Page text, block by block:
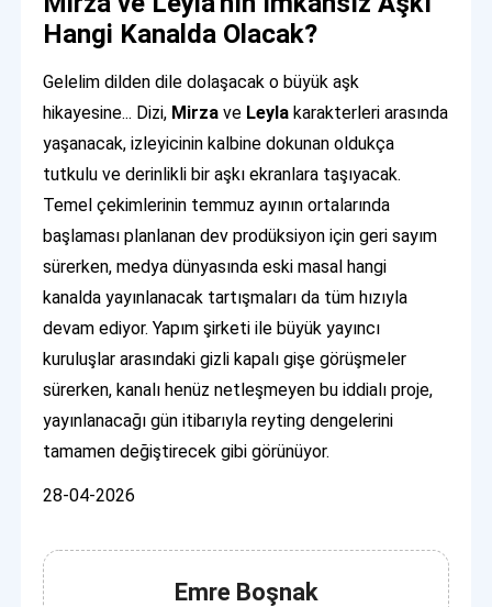
Hangi Kanalda Olacak?
Gelelim dilden dile dolaşacak o büyük aşk
hikayesine... Dizi, Mirza ve Leyla karakterleri arasında
yaşanacak, izleyicinin kalbine dokunan oldukça
tutkulu ve derinlikli bir aşkı ekranlara taşıyacak.
Temel çekimlerinin temmuz ayının ortalarında
başlaması planlanan dev prodüksiyon için geri sayım
sürerken, medya dünyasında eski masal hangi
kanalda yayınlanacak tartışmaları da tüm hızıyla
devam ediyor. Yapım şirketi ile büyük yayıncı
kuruluşlar arasındaki gizli kapalı gişe görüşmeler
sürerken, kanalı henüz netleşmeyen bu iddialı proje,
yayınlanacağı gün itibarıyla reyting dengelerini
tamamen değiştirecek gibi görünüyor.
28-04-2026
Emre Boşnak